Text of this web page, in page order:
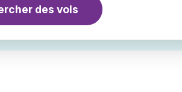
des vols